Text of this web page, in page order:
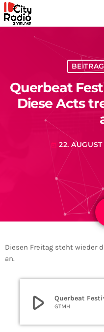
Querbeat
Diese Acts
today 22.
Diesen Freitag steht wieder
an.
play_arrow GTMH